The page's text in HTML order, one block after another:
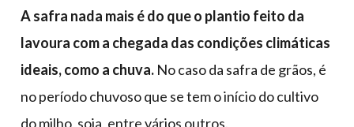
A safra nada mais é do que o plantio feito da
lavoura com a chegada das condições climáticas
ideais, como a chuva. No caso da safra de grãos, é
no período chuvoso que se tem o início do cultivo
do milho, soja, entre vários outros.